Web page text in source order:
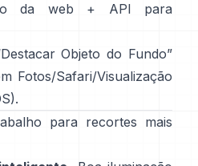
da web + API para
Destacar Objeto do Fundo”
Fotos/Safari/Visualização
).
para recortes mais